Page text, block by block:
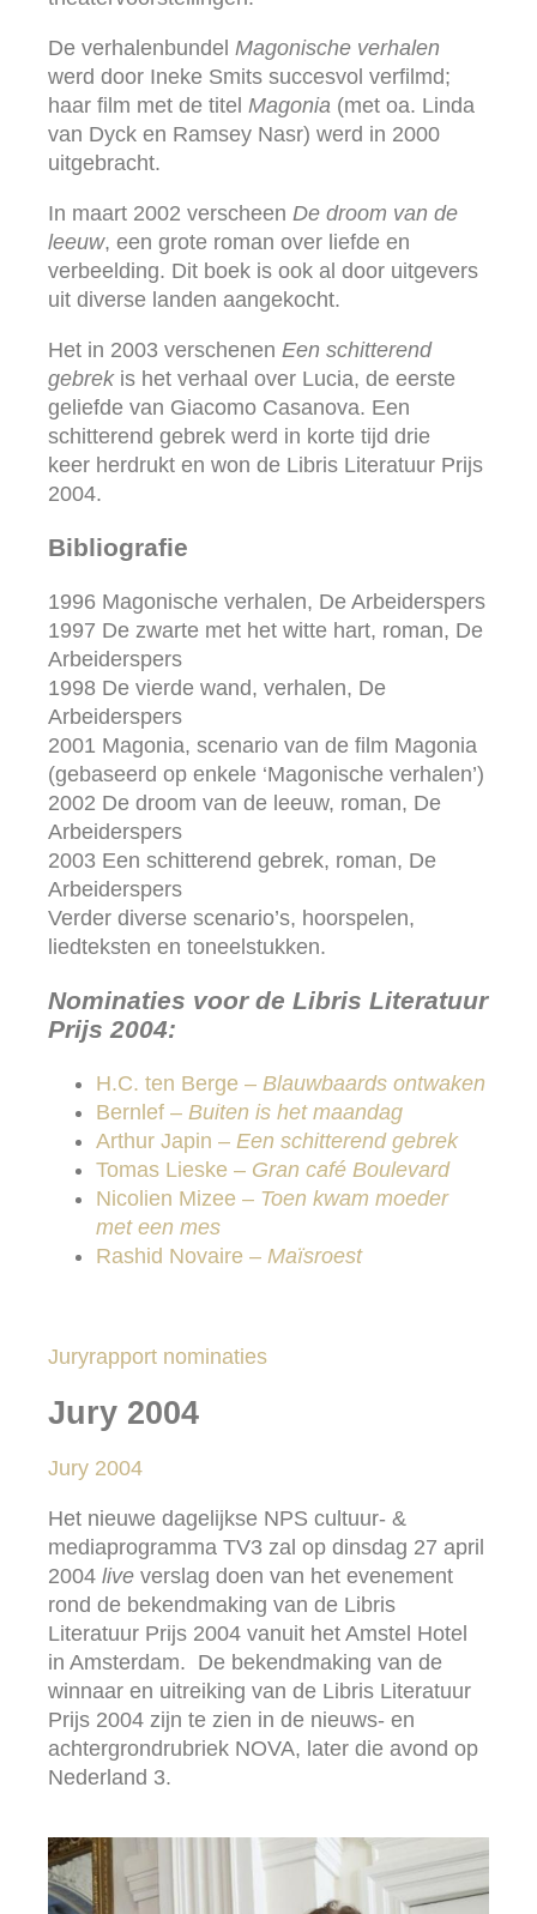
De verhalenbundel Magonische verhalen
werd door Ineke Smits succesvol verfilmd;
haar film met de titel Magonia (met oa. Linda
van Dyck en Ramsey Nasr) werd in 2000
uitgebracht.
In maart 2002 verscheen De droom van de
leeuw, een grote roman over liefde en
verbeelding. Dit boek is ook al door uitgevers
uit diverse landen aangekocht.
Het in 2003 verschenen Een schitterend
gebrekis het verhaal over Lucia, de eerste
geliefde van Giacomo Casanova. Een
schitterend gebrek werd in korte tijd drie
keer herdrukt en won de Libris Literatuur Prijs
2004.
Bibliografie
1996 Magonische verhalen, De Arbeiderspers
1997 De zwarte met het witte hart, roman, De
Arbeiderspers
1998 De vierde wand, verhalen, De
Arbeiderspers
2001 Magonia, scenario van de film Magonia
(gebaseerd op enkele ‘Magonische verhalen’)
2002 De droom van de leeuw, roman, De
Arbeiderspers
2003 Een schitterend gebrek, roman, De
Arbeiderspers
Verder diverse scenario’s, hoorspelen,
liedteksten en toneelstukken.
Nominaties voor de Libris Literatuur
Prijs 2004:
H.C. ten Berge – Blauwbaards ontwaken
Bernlef – Buiten is het maandag
Arthur Japin – Een schitterend gebrek
Tomas Lieske – Gran café Boulevard
Nicolien Mizee – Toen kwam moeder
met een mes
Rashid Novaire – Maïsroest
Juryrapport nominaties
Jury 2004
Jury 2004
Het nieuwe dagelijkse NPS cultuur- &
mediaprogramma TV3 zal op dinsdag 27 april
2004 live verslag doen van het evenement
rond de bekendmaking van de Libris
Literatuur Prijs 2004 vanuit het Amstel Hotel
in Amsterdam. De bekendmaking van de
winnaar en uitreiking van de Libris Literatuur
Prijs 2004 zijn te zien in de nieuws- en
achtergrondrubriek NOVA, later die avond op
Nederland 3.